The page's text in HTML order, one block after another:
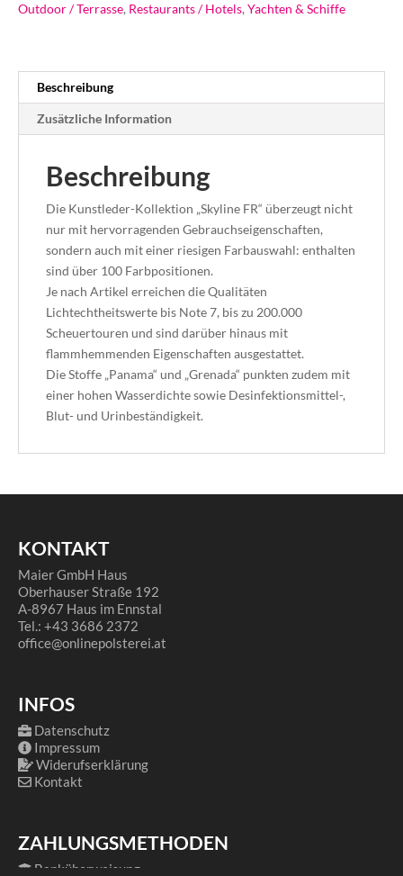
Outdoor / Terrasse, Restaurants / Hotels, Yachten & Schiffe
Beschreibung
Zusätzliche Information
Beschreibung
Die Kunstleder-Kollektion „Skyline FR“ überzeugt nicht
nur mit hervorragenden Gebrauchseigenschaften,
sondern auch mit einer riesigen Farbauswahl: enthalten
sind über 100 Farbpositionen.
Je nach Artikel erreichen die Qualitäten
Lichtechtheitswerte bis Note 7, bis zu 200.000
Scheuertouren und sind darüber hinaus mit
flammhemmenden Eigenschaften ausgestattet.
Die Stoffe „Panama“ und „Grenada“ punkten zudem mit
einer hohen Wasserdichte sowie Desinfektionsmittel-,
Blut- und Urinbeständigkeit.
KONTAKT
Maier GmbH Haus
Oberhauser Straße 192
A-8967 Haus im Ennstal
Tel.: +43 3686 2372
office@onlinepolsterei.at
INFOS
Datenschutz
Impressum
Widerufserklärung
Kontakt
ZAHLUNGSMETHODEN
Banküberweisung